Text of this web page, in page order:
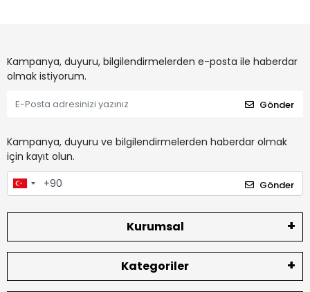
Kampanya, duyuru, bilgilendirmelerden e-posta ile haberdar
olmak istiyorum.
Gönder
Kampanya, duyuru ve bilgilendirmelerden haberdar olmak
için kayıt olun.
Gönder
Kurumsal
Kategoriler